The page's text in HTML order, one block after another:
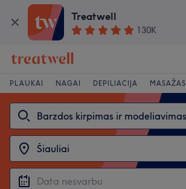
Treatwell
130K
PLAUKAI NAGAI DEPILIACIJA MASAŽAS